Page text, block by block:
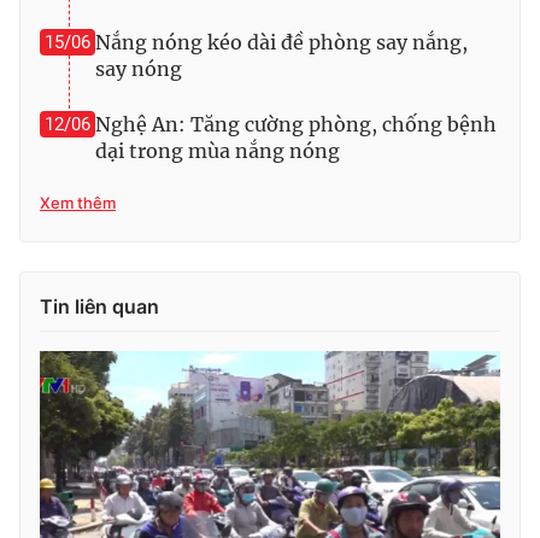
15/06 Nắng nóng kéo dài đề phòng say nắng,
say nóng
12/06 Nghệ An: Tăng cường phòng, chống bệnh
dại trong mùa nắng nóng
Xem thêm
Tin liên quan